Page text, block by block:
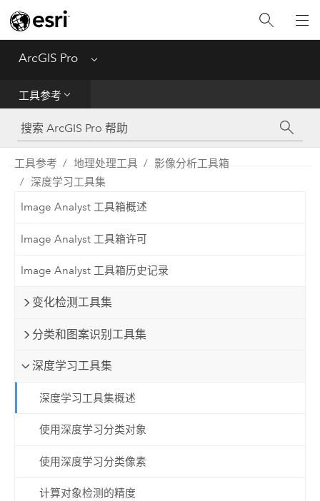
ArcGIS Pro Menu
工具参考
工具参考
Python
SDK
工具参考 地理处理工具
影像分析工具箱
深度学习工具集
Image Analyst 工具箱概述
Image Analyst 工具箱许可
Image Analyst 工具箱历史记录
变化检测工具集
分类和图案识别工具集
深度学习工具集
深度学习工具集概述
使用深度学习分类对象
使用深度学习分类像素
计算对象检测的精度